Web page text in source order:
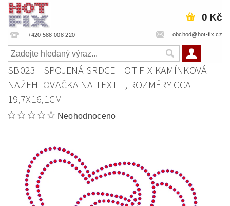
+420 588 008 220 obchod@hot-fix.cz
0 Kč
SB023 - SPOJENÁ SRDCE HOT-FIX KAMÍNKOVÁ
NAŽEHLOVAČKA NA TEXTIL, ROZMĚRY CCA
19,7X16,1CM
Neohodnoceno